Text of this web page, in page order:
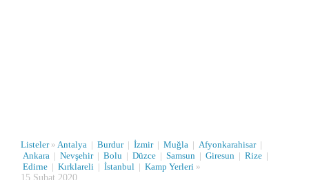
Listeler» Antalya | Burdur | İzmir | Muğla | Afyonkarahisar |
Ankara | Nevşehir | Bolu | Düzce | Samsun | Giresun | Rize |
Edirne | Kırklareli | İstanbul | Kamp Yerleri »
15 Şubat 2020